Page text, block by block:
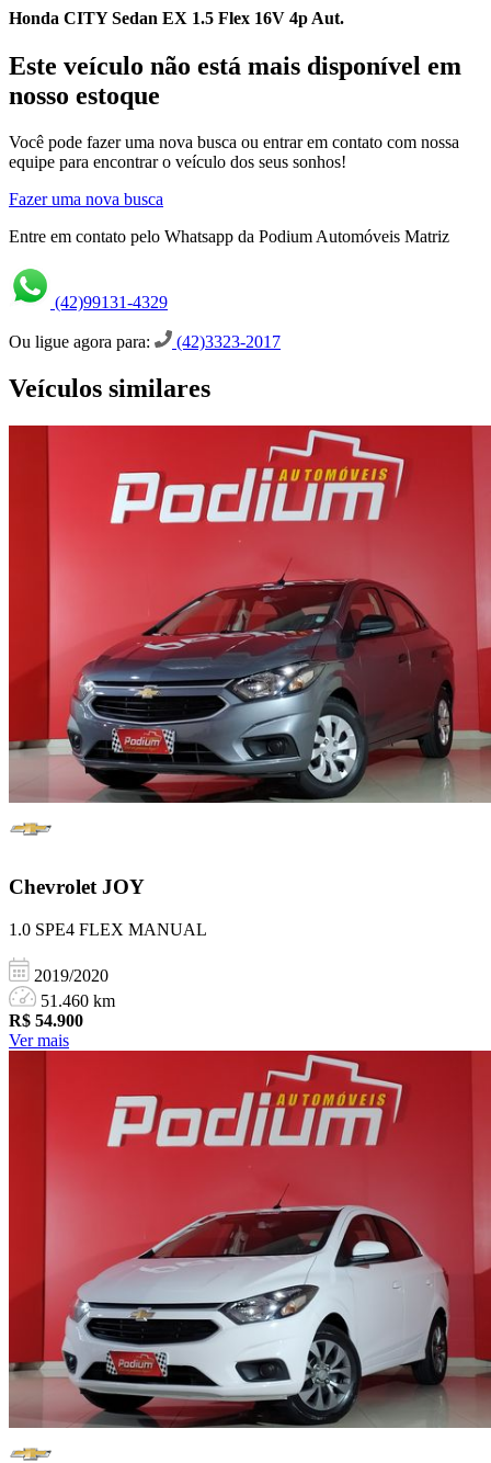
Honda CITY Sedan EX 1.5 Flex 16V 4p Aut.
Este veículo não está mais disponível em
nosso estoque
Você pode fazer uma nova busca ou entrar em contato com nossa
equipe para encontrar o veículo dos seus sonhos!
Fazer uma nova busca
Entre em contato pelo Whatsapp da Podium Automóveis Matriz
(42)99131-4329
Ou ligue agora para: (42)3323-2017
Veículos similares
ChevroletJOY
1.0 SPE4 FLEX MANUAL
2019/2020
51.460 km
R$ 54.900
Ver mais